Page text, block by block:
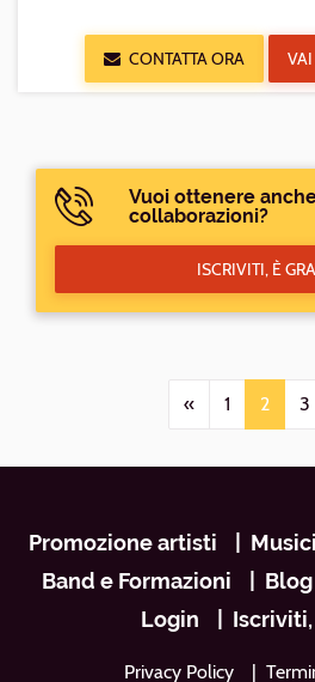
CONTATTA ORA
Vuoi ottenere
collaborazioni?
ISCRIVITI, È
« 1 2 3
Navigazione
footer
Promozione artisti
Band e Formazioni
Blog
Login
Privacy Policy